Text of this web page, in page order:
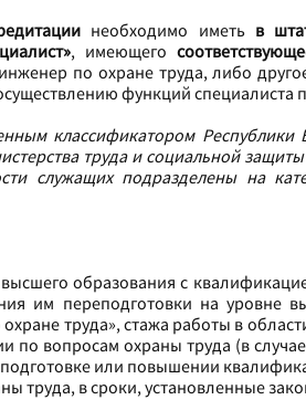
необходимо иметь в
, имеющего
по охране труда, либо
функций специалиста
классификатором Республики
труда и социальной
служащих подразделены на
образования с
им переподготовки на уровне
труда», стажа работы в
вопросам охраны труда (в
или повышении
труда, в сроки, установленные